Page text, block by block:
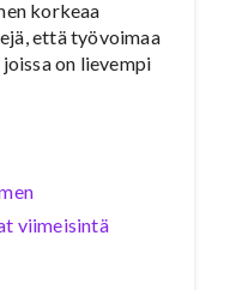
korkeaa
että työvoimaa
on lievempi
viimeisintä